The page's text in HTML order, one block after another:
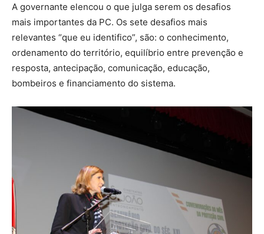
A governante elencou o que julga serem os desafios
mais importantes da PC. Os sete desafios mais
relevantes “que eu identifico”, são: o conhecimento,
ordenamento do território, equilíbrio entre prevenção e
resposta, antecipação, comunicação, educação,
bombeiros e financiamento do sistema.